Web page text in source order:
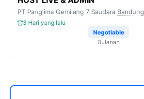
PT Panglima Gemilang 7 Saudara Bandung
3 Hari yang lalu
Negotiable
Bulanan